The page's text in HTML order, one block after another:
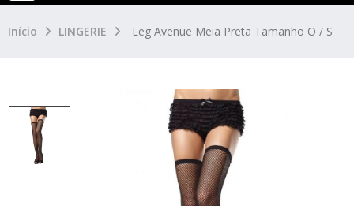
Início LINGERIE Leg Avenue Meia Preta Tamanho O / S